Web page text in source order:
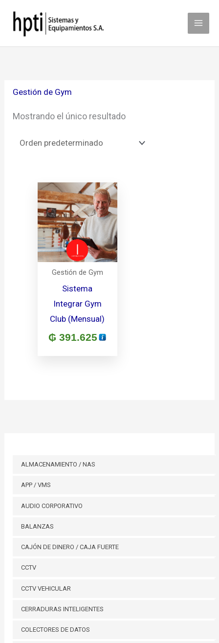
contenido
ALMACENAMIENTO / NAS
APP / VMS
AUDIO CORPORATIVO
BALANZAS
CAJÓN DE DINERO / CAJA FUERTE
CCTV
CCTV VEHICULAR
CERRADURAS INTELIGENTES
COLECTORES DE DATOS
Gestión de Gym
Mostrando el único resultado
Gestión de Gym
Sistema
Integrar Gym
Club (Mensual)
₲ 391.625